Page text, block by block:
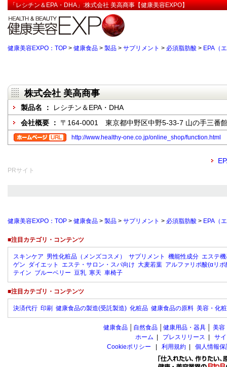
「レシチン＆EPA・DHA」:株式会社 美高商事【健康美容EXPO】
健康美容EXPO：TOP > 健康食品 > 製品 > サプリメント > 必須脂肪酸 > EPA（
株式会社 美高商事
製品名 ：
レシチン＆EPA・DHA
会社概要 ： 〒164-0001 東京都中野区中野5-33-7 山の手三番
http://www.healthy-one.co.jp/online_shop/function.html
PRサイト
健康美容EXPO：TOP > 健康食品 > 製品 > サプリメント > 必須脂肪酸 > EPA（
■注目カテゴリ・コンテンツ
スキンケア 男性化粧品（メンズコスメ） サプリメント 機能性成分 エステ
ゲン ダイエット エステ・サロン・スパ向け 大麦若葉 アルファリポ酸(αリポ
テイン ブルーベリー 豆乳 寒天 車椅子
■注目カテゴリ・コンテンツ
決済代行 印刷 健康食品の製造(受託製造) 化粧品 健康食品の原料 美容・化
健康食品 自然食品 健康用品・器具 美容
ホーム
プレスリリース
サ
Cookieポリシー
利用規約 個人情報